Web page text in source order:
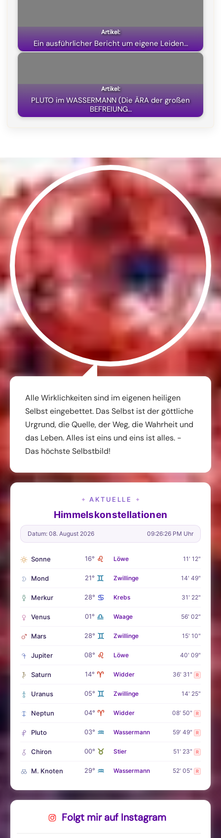
Ein ausführlicher Bericht um eigene Leiden…
PLUTO im WASSERMANN (Die ÄRA der großen
BEFREIUNG…
Alle Wirklichkeiten sind im eigenen heiligen
Selbst eingebettet. Das Selbst ist der göttliche
Urgrund, die Quelle, der Weg, die Wahrheit und
das Leben. Alles ist eins und eins ist alles. -
Das höchste Selbstbild!
✦ AKTUELLE ✦
Himmelskonstellationen
Datum: 08. August 2026 09:26:28 PM Uhr
Sonne 16° ♌ Löwe 11' 12"
Mond 21° ♊ Zwillinge 14' 49"
Merkur 28° ♋ Krebs 31' 22"
Venus 01° ♎ Waage 56' 02"
Mars 28° ♊ Zwillinge 15' 10"
Jupiter 08° ♌ Löwe 40' 09"
Saturn 14° ♈ Widder 36' 31" R
Uranus 05° ♊ Zwillinge 14' 25"
Neptun 04° ♈ Widder 08' 50" R
Pluto 03° ♒ Wassermann 59' 49" R
Chiron 00° ♉ Stier 51' 23" R
M. Knoten 29° ♒ Wassermann 52' 05" R
Folgt mir auf Instagram